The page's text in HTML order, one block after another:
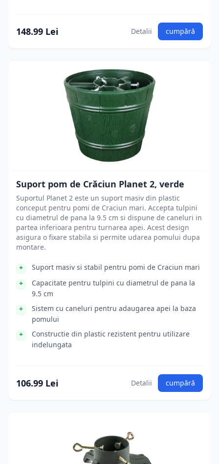
148.99 Lei Detalii cumpără
Suport pom de Crăciun Planet 2, verde
Suportul Planet 2 este un suport masiv din plastic
conceput pentru pomi de Craciun mari. Accepta tulpini
cu diametrul de pana la 9.5 cm si dispune de caneluri in
partea inferioara pentru turnarea apei. Acest design
asigura o fixare stabila si permite udarea pomului dupa
montare.
Suport masiv si stabil pentru pomi de Craciun mari
Capacitate pentru tulpini cu diametrul de pana la
9.5 cm
Sistem cu caneluri pentru adaugarea apei la baza
pomului
Constructie din plastic rezistent pentru utilizare
indelungata
106.99 Lei Detalii cumpără